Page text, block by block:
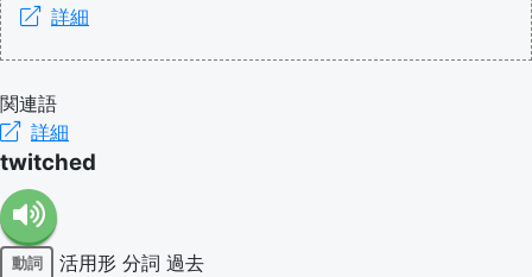
詳細
関連語
詳細
twitched
動詞 活用形 分詞 過去